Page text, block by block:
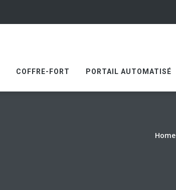
COFFRE-FORT PORTAIL AUTOMATISÉ
Home